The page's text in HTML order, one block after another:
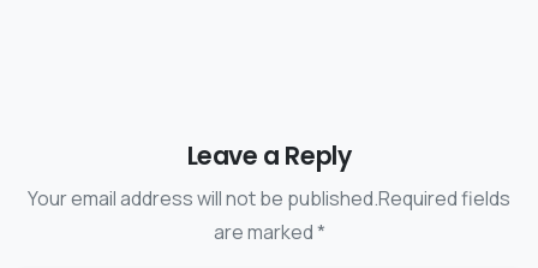
Leave a Reply
Your email address will not be published.Required fields
are marked *